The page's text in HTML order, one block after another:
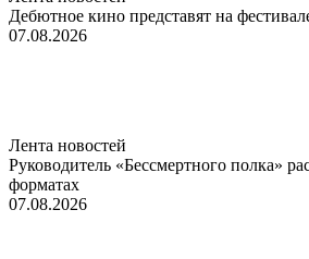
Дебютное кино представят на
07.08.2026
Лента новостей
Руководитель «Бессмертного полка»
форматах
07.08.2026